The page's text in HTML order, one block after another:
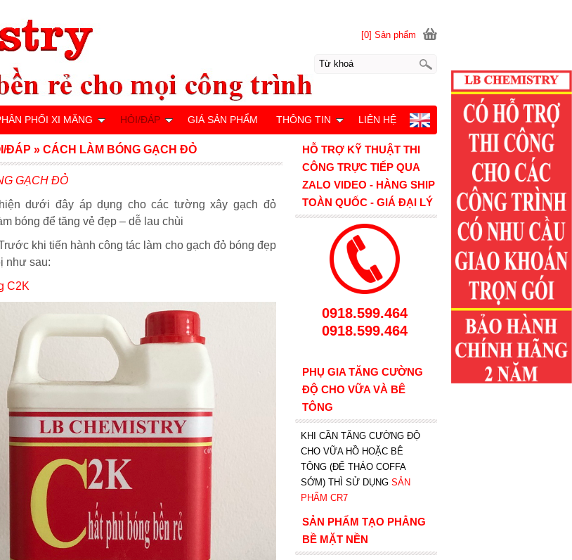
GẠCH ĐỎ
dưới đây áp dụng cho các tường xây gạch đỏ
bóng để tăng vẻ đẹp – dễ lau chùi
khi tiến hành công tác làm cho gạch đỏ bóng đẹp
như sau:
C2K
ĐÁP »CÁCH LÀM BÓNG GẠCH ĐỎ
HỖ TRỢ KỸ THUẬT THI
CÔNG TRỰC TIẾP QUA
ZALO VIDEO - HÀNG SHIP
TOÀN QUỐC - GIÁ ĐẠI LÝ
0918.599.464
0918.599.464
PHỤ GIA TĂNG CƯỜNG
ĐỘ CHO VỮA VÀ BÊ
TÔNG
KHI CẦN TĂNG CƯỜNG ĐỘ
CHO VỮA HỒ HOẶC BÊ
TÔNG (ĐỂ THÁO COFFA
SỚM) THÌ SỬ DỤNG SẢN
PHẨM CR7
SẢN PHẨM TẠO PHẲNG
BỀ MẶT NỀN
[0] Sản phẩm
PHỐI XI MĂNG HỎI/ĐÁP GIÁ SẢN PHẨM THÔNG TIN LIÊN HỆ